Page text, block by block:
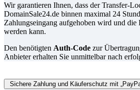
Wir garantieren Ihnen, dass der Transfer-
DomainSale24.de binnen maximal 24
Zahlungseingang aufgehoben wird und die
werden kann.
Den benötigten Auth-Code zur
Anbieter erhalten Sie unmittelbar nach
Sichere Zahlung und Käuferschutz mit